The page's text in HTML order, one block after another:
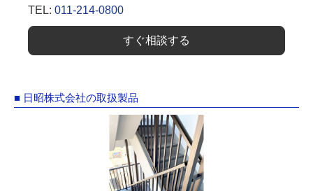
TEL: 011-214-0800
すぐ相談する
■ 日昭株式会社の取扱製品